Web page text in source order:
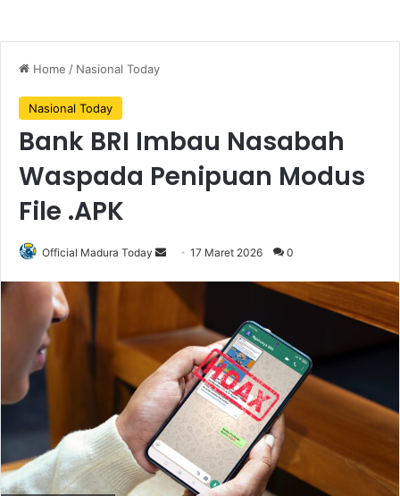
Home / Nasional Today
Nasional Today
Bank BRI Imbau Nasabah
Waspada Penipuan Modus
File .APK
Official Madura Today
n
a
n
e
m
a
i
l
17 Maret 2026 0